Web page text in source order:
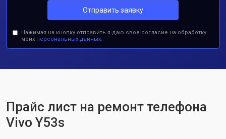
Отправить заявку
Нажимая на кнопку отправить я даю свое согласие на обработку
моих персональных данных.
Прайс лист на ремонт телефона
Vivo Y53s